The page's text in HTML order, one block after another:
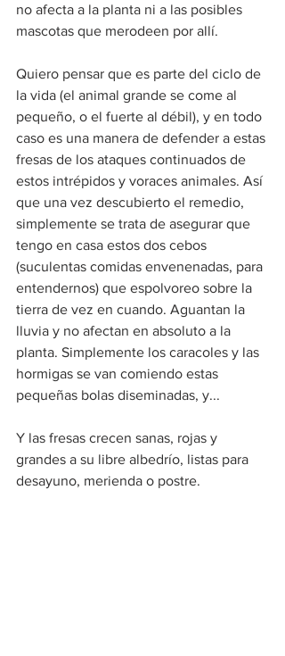
no afecta a la planta ni a las posibles
mascotas que merodeen por allí.
Quiero pensar que es parte del ciclo de
la vida (el animal grande se come al
pequeño, o el fuerte al débil), y en todo
caso es una manera de defender a estas
fresas de los ataques continuados de
estos intrépidos y voraces animales. Así
que una vez descubierto el remedio,
simplemente se trata de asegurar que
tengo en casa estos dos cebos
(suculentas comidas envenenadas, para
entendernos) que espolvoreo sobre la
tierra de vez en cuando. Aguantan la
lluvia y no afectan en absoluto a la
planta. Simplemente los caracoles y las
hormigas se van comiendo estas
pequeñas bolas diseminadas, y...
Y las fresas crecen sanas, rojas y
grandes a su libre albedrío, listas para
desayuno, merienda o postre.